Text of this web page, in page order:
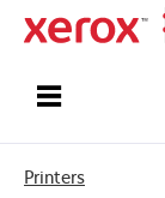
Printers